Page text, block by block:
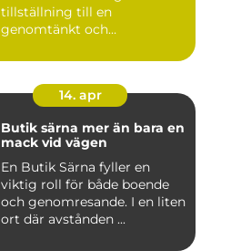
tillställning till en
genomtänkt och
14. apr
Butik särna mer än bara en
mack vid vägen
En Butik Särna fyller en
viktig roll för både boende
och genomresande. I en liten
ort där avstånden ...